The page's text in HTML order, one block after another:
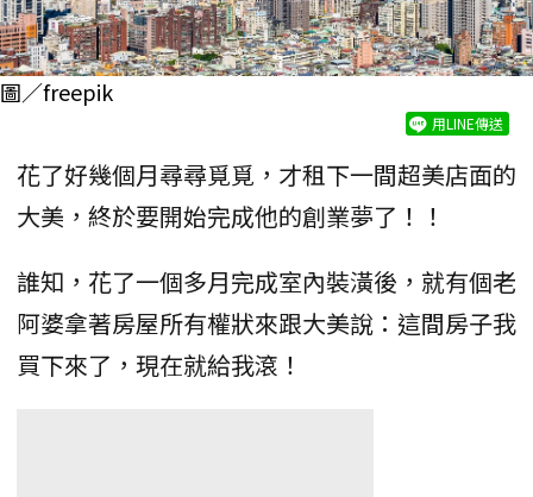
圖／freepik
用LINE傳送
花了好幾個月尋尋覓覓，才租下一間超美店面的
大美，終於要開始完成他的創業夢了！！
誰知，花了一個多月完成室內裝潢後，就有個老
阿婆拿著房屋所有權狀來跟大美說：這間房子我
買下來了，現在就給我滾！